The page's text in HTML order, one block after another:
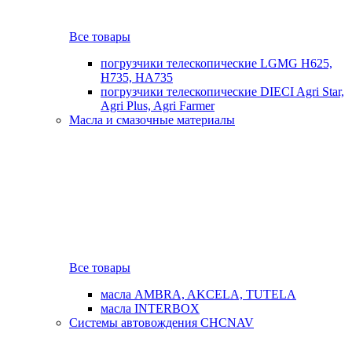
Все товары
погрузчики телескопические LGMG H625,
H735, HA735
погрузчики телескопические DIECI Agri Star,
Agri Plus, Agri Farmer
Масла и смазочные материалы
Все товары
масла AMBRA, AKCELA, TUTELA
масла INTERBOX
Системы автовождения CHCNAV